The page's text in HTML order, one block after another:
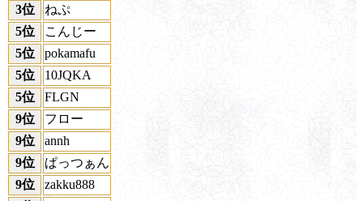
3位
ねぷ
5位
こんじー
5位
pokamafu
5位
10JQKA
5位
FLGN
9位
フロー
9位
annh
9位
ぱっつぁん
9位
zakku888